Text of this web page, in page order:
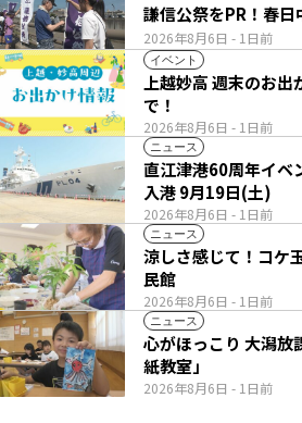
2026年8月6日 - 1日前
謙信公祭をPR！春
イベント
2026年8月6日 - 1日前
上越妙高 週末のお
で！
ニュース
2026年8月6日 - 1日前
直江津港60周年イベ
入港 9月19日(土)
ニュース
2026年8月6日 - 1日前
涼しさ感じて！コケ
民館
ニュース
2026年8月6日 - 1日前
心がほっこり 大潟放
紙教室」